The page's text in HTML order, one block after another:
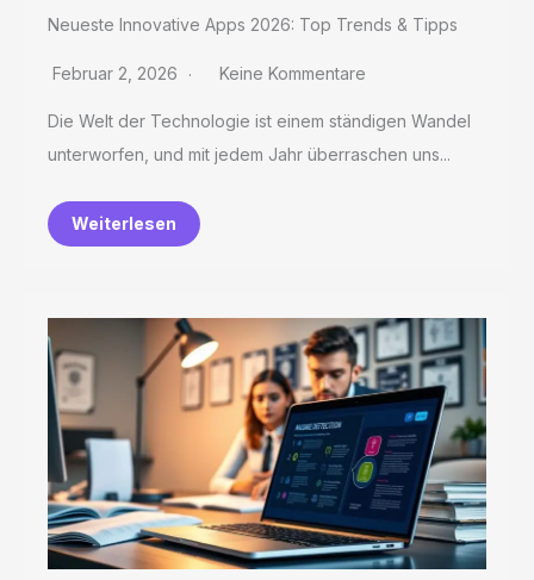
Neueste Innovative Apps 2026: Top Trends & Tipps
Februar 2, 2026 Keine Kommentare
Die Welt der Technologie ist einem ständigen Wandel
unterworfen, und mit jedem Jahr überraschen uns...
Weiterlesen